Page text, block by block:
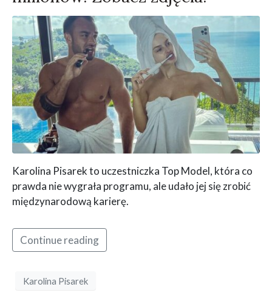
Karolina Pisarek to uczestniczka Top Model, która co
prawda nie wygrała programu, ale udało jej się zrobić
międzynarodową karierę.
Continue reading
Karolina Pisarek